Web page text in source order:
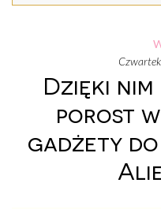
Dzięki
porost
gadżety